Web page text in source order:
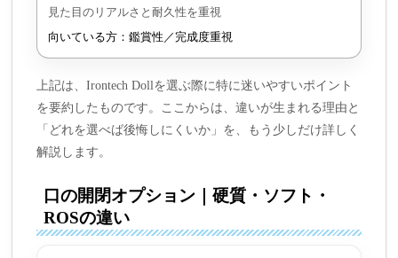
見た目のリアルさと耐久性を重視
向いている方：鑑賞性／完成度重視
上記は、Irontech Dollを選ぶ際に特に迷いやすいポイント
を要約したものです。ここからは、違いが生まれる理由と
「どれを選べば後悔しにくいか」を、もう少しだけ詳しく
解説します。
口の開閉オプション｜硬質・ソフト・
ROSの違い